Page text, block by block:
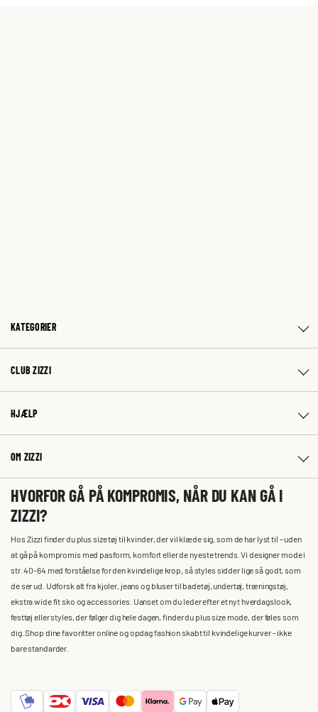
KATEGORIER
CLUB ZIZZI
HJÆLP
OM ZIZZI
HVORFOR GÅ PÅ KOMPROMIS, NÅR DU KAN GÅ I
ZIZZI?
Hos Zizzi finder du plus size tøj til kvinder, der vil klæde sig, som de har lyst til – uden
at gå på kompromis med pasform, komfort eller de nyeste trends. Vi designer mode i
str. 40-64 med forståelse for den kvindelige krop, så styles sidder lige så godt, som
de ser ud. Udforsk alt fra kjoler, jeans og bluser til badetøj, undertøj, træningstøj,
ekstra wide fit sko og accessories. Uanset om du leder efter et nyt hverdagslook,
festtøj eller styles, der følger dig hele dagen, finder du plus size mode, der føles som
dig. Shop dine favoritter online og opdag fashion skabt til kvindelige kurver – ikke
bare standarder.